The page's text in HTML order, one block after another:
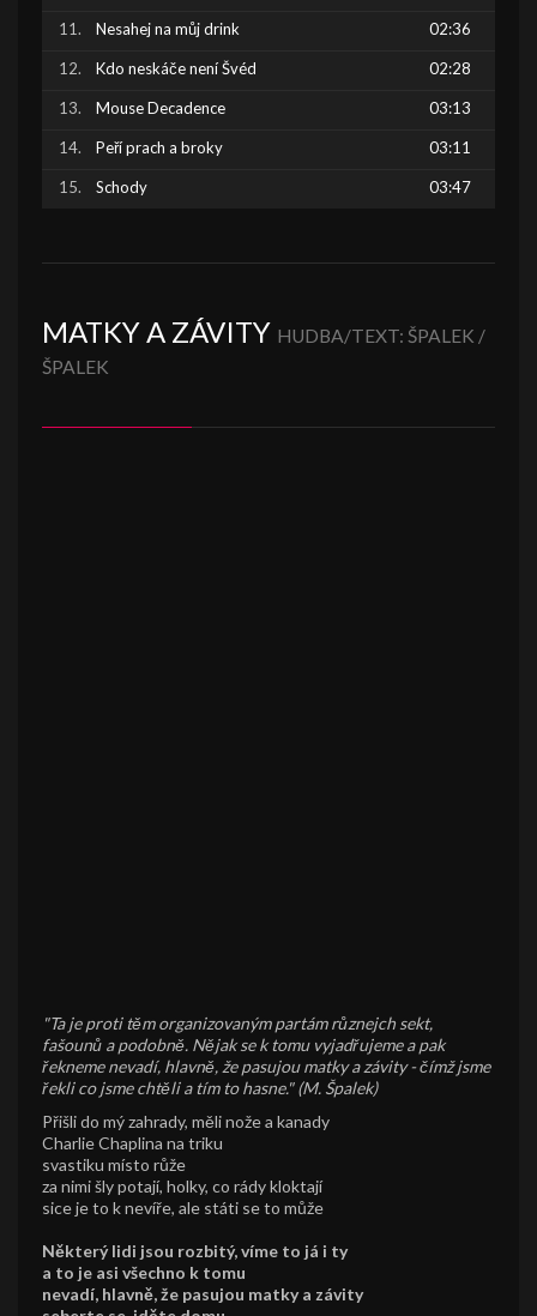
Nesahej na můj drink 02:36
Kdo neskáče není Švéd 02:28
Mouse Decadence 03:13
Peří prach a broky 03:11
Schody 03:47
MATKY A ZÁVITY HUDBA/TEXT: ŠPALEK /
ŠPALEK
"Ta je proti těm organizovaným partám různejch sekt,
fašounů a podobně. Nějak se k tomu vyjadřujeme a pak
řekneme nevadí, hlavně, že pasujou matky a závity - čímž jsme
řekli co jsme chtěli a tím to hasne." (M. Špalek)
Přišli do mý zahrady, měli nože a kanady
Charlie Chaplina na triku
svastiku místo růže
za nimi šly potají, holky, co rády kloktají
sice je to k nevíře, ale státi se to může
Některý lidi jsou rozbitý, víme to já i ty
a to je asi všechno k tomu
nevadí, hlavně, že pasujou matky a závity